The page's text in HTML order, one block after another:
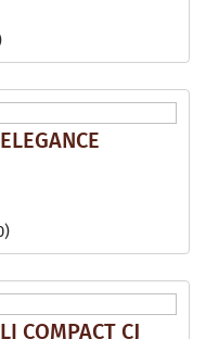
COMPACT CJ